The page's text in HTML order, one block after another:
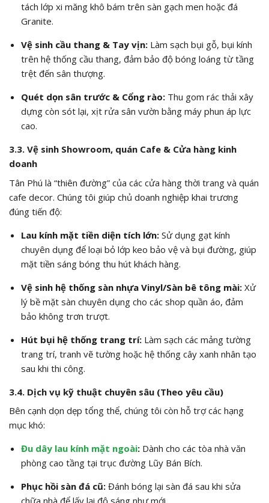
tách lớp xi măng khô bám trên sàn gạch men hoặc đá
Granite.
Vệ sinh cầu thang & Tay vịn:Làm sạch bụi gỗ, bụi kính
trên hệ thống cầu thang, đảm bảo độ bóng loáng từ tầng
trệt đến sân thượng.
Quét dọn sân trước & Cổng rào:Thu gom rác thải xây
dựng còn sót lại, xịt rửa sân vườn bằng máy phun áp lực
cao.
3.3. Vệ sinh Showroom, quán Cafe & Cửa hàng kinh
doanh
Tân Phú là “thiên đường” của các cửa hàng thời trang và quán
cafe decor. Chúng tôi giúp chủ doanh nghiệp khai trương
đúng tiến độ:
Lau kính mặt tiền diện tích lớn:Sử dụng gạt kính
chuyên dụng để loại bỏ lớp keo bảo vệ và bụi đường, giúp
mặt tiền sáng bóng thu hút khách hàng.
Vệ sinh hệ thống sàn nhựa Vinyl/Sàn bê tông mài:Xử
lý bề mặt sàn chuyên dụng cho các shop quần áo, đảm
bảo không trơn trượt.
Hút bụi hệ thống trang trí:Làm sạch các mảng tường
trang trí, tranh vẽ tường hoặc hệ thống cây xanh nhân tạo
sau khi thi công.
3.4. Dịch vụ kỹ thuật chuyên sâu (Theo yêu cầu)
Bên cạnh dọn dẹp tổng thể, chúng tôi còn hỗ trợ các hạng
mục khó:
Đu dây lau kính mặt ngoài:Dành cho các tòa nhà văn
phòng cao tầng tại trục đường Lũy Bán Bích.
Phục hồi sàn đá cũ:Đánh bóng lại sàn đá sau khi sửa